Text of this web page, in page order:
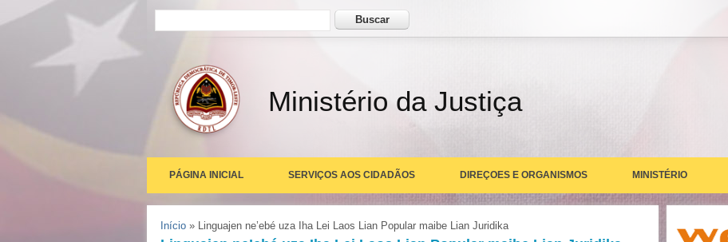
Formulário de busca Buscar
Ministério da Justiça
PÁGINA INICIAL SERVIÇOS AOS CIDADÃOS DIREÇOES E ORGANISMOS MINISTÉRIO
Você está aqui
Início » Linguajen ne’ebé uza Iha Lei Laos Lian Popular maibe Lian Juridika